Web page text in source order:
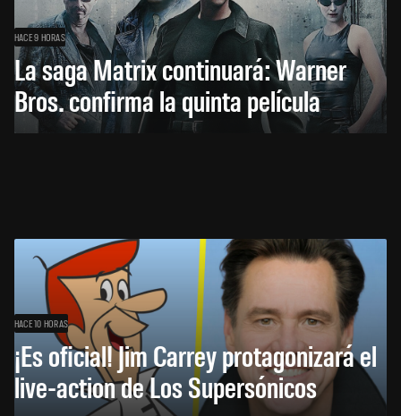
HACE 9 HORAS
La saga Matrix continuará: Warner
Bros. confirma la quinta película
HACE 10 HORAS
¡Es oficial! Jim Carrey protagonizará el
live-action de Los Supersónicos